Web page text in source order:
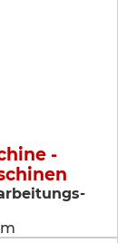
-